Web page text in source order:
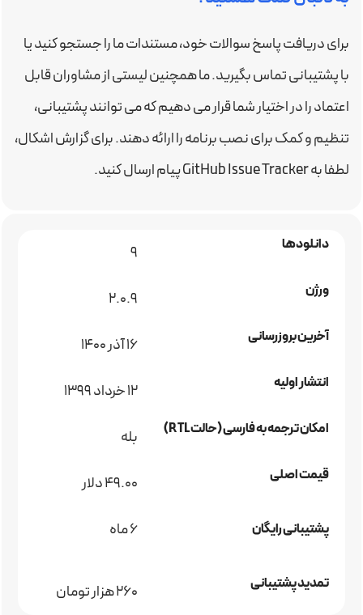
برای دریافت پاسخ سوالات خود، مستندات ما را جستجو کنید یا
با پشتیبانی تماس بگیرید. ما همچنین لیستی از مشاوران قابل
اعتماد را در اختیار شما قرار می دهیم که می توانند پشتیبانی،
تنظیم و کمک برای نصب برنامه را ارائه دهند. برای گزارش اشکال،
لطفا به GitHub Issue Tracker پیام ارسال کنید.
دانلودها 9
ورژن 2.0.9
آخرین بروزرسانی 16 آذر 1400
انتشار اولیه 12 خرداد 1399
امکان ترجمه به فارسی (حالت RTL) بله
قیمت اصلی 49.00 دلار
پشتیبانی رایگان 6 ماه
تمدید پشتیبانی 260 هزار تومان